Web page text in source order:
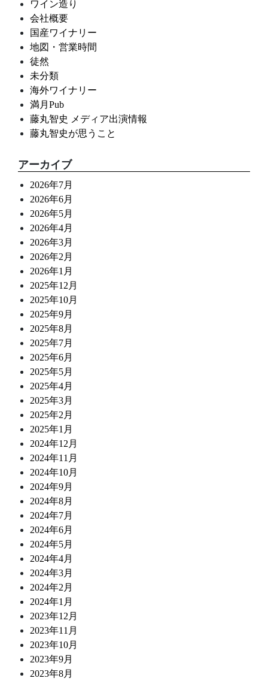
ワイン造り
会社概要
国産ワイナリー
地図・営業時間
徒然
未分類
海外ワイナリー
満月Pub
藤丸智史 メディア出演情報
藤丸智史が思うこと
アーカイブ
2026年7月
2026年6月
2026年5月
2026年4月
2026年3月
2026年2月
2026年1月
2025年12月
2025年10月
2025年9月
2025年8月
2025年7月
2025年6月
2025年5月
2025年4月
2025年3月
2025年2月
2025年1月
2024年12月
2024年11月
2024年10月
2024年9月
2024年8月
2024年7月
2024年6月
2024年5月
2024年4月
2024年3月
2024年2月
2024年1月
2023年12月
2023年11月
2023年10月
2023年9月
2023年8月